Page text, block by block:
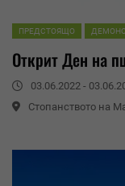
ПРЕДСТОЯЩО
Открит Ден на
03.06.2022 -
Стопанството на